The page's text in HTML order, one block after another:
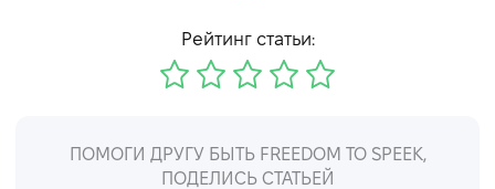
Рейтинг статьи:
ПОМОГИ ДРУГУ БЫТЬ FREEDOM TO SPEEK,
ПОДЕЛИСЬ СТАТЬЕЙ